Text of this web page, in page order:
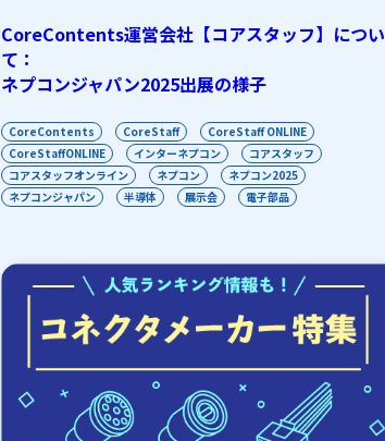
CoreContents運営会社【コアスタッフ】につい
て：
ネプコンジャパン2025出展の様子
CoreContents CoreStaff
CoreStaff ONLINE
CoreStaffONLINE
インターネプコン
コアスタッフ
コアスタッフオンライン
ネプコン
ネプコン2025
ネプコンジャパン
半導体 展示会 電子部品